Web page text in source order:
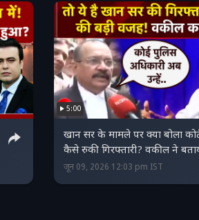
5:00
खान सर के मामले पर क्या बोला
कैसे रुकी गिरफ्तारी? वकील ने
जून 09, 2026 12:03 pm IST